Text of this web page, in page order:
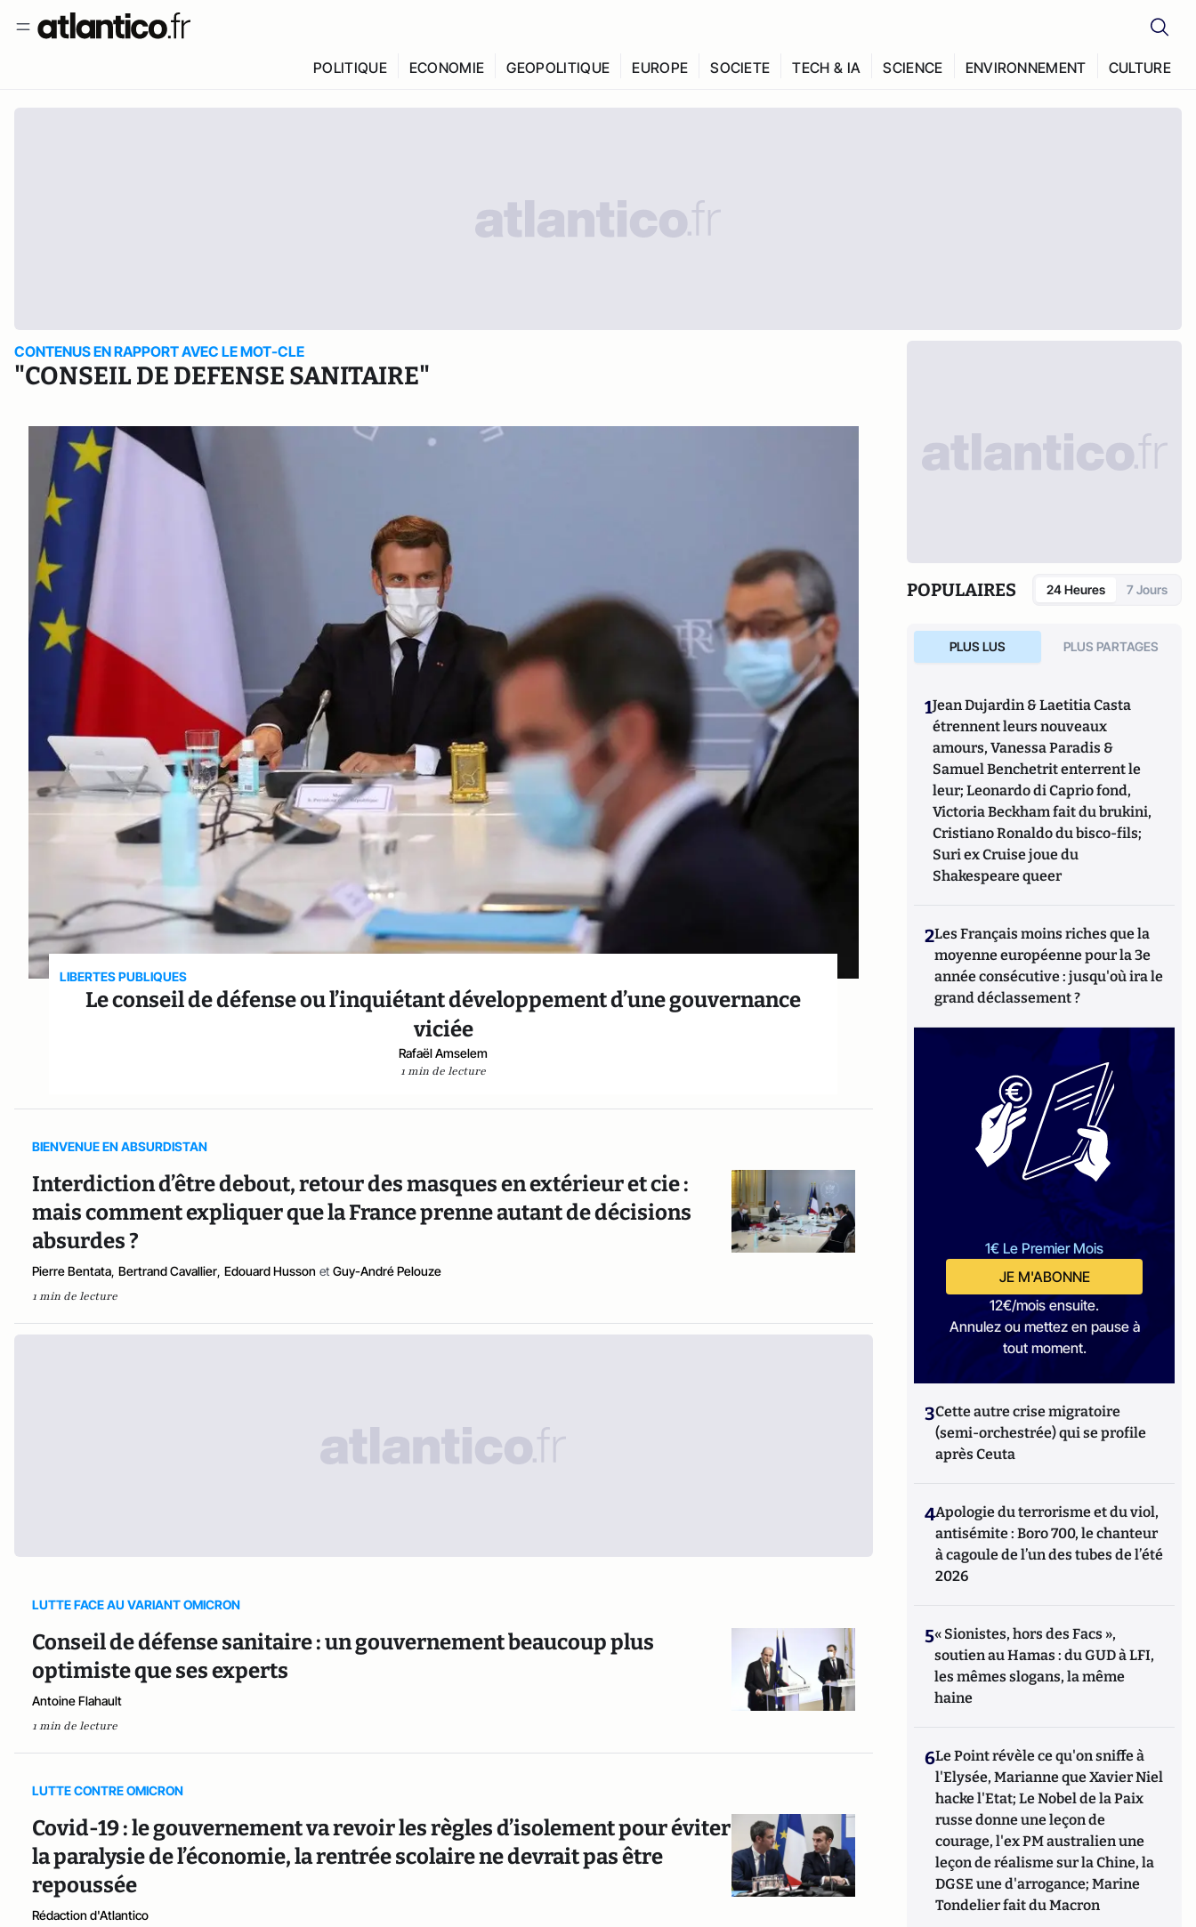
POLITIQUE ECONOMIE GEOPOLITIQUE EUROPE SOCIETE TECH & IA SCIENCE ENVIRONNEMENT CULTURE
CONTENUS EN RAPPORT AVEC LE MOT-CLE
"CONSEIL DE DEFENSE SANITAIRE"
LIBERTES PUBLIQUES
Le conseil de défense ou l’inquiétant développement d’une gouvernance
viciée
Rafaël Amselem
1 min de lecture
BIENVENUE EN ABSURDISTAN
Interdiction d’être debout, retour des masques en extérieur et cie :
mais comment expliquer que la France prenne autant de décisions
absurdes ?
Pierre Bentata, Bertrand Cavallier, Edouard Husson et Guy-André Pelouze
1 min de lecture
LUTTE FACE AU VARIANT OMICRON
Conseil de défense sanitaire : un gouvernement beaucoup plus
optimiste que ses experts
Antoine Flahault
1 min de lecture
LUTTE CONTRE OMICRON
Covid-19 : le gouvernement va revoir les règles d’isolement pour éviter
la paralysie de l’économie, la rentrée scolaire ne devrait pas être
repoussée
Rédaction d'Atlantico
POPULAIRES 24 Heures 7 Jours
PLUS LUS PLUS PARTAGES
1Jean Dujardin & Laetitia Casta
étrennent leurs nouveaux
amours, Vanessa Paradis &
Samuel Benchetrit enterrent le
leur; Leonardo di Caprio fond,
Victoria Beckham fait du brukini,
Cristiano Ronaldo du bisco-fils;
Suri ex Cruise joue du
Shakespeare queer
2Les Français moins riches que la
moyenne européenne pour la 3e
année consécutive : jusqu'où ira le
grand déclassement ?
1€ Le Premier Mois
JE M'ABONNE
12€/mois ensuite.
Annulez ou mettez en pause à
tout moment.
3Cette autre crise migratoire
(semi-orchestrée) qui se profile
après Ceuta
4Apologie du terrorisme et du viol,
antisémite : Boro 700, le chanteur
à cagoule de l’un des tubes de l’été
2026
5« Sionistes, hors des Facs »,
soutien au Hamas : du GUD à LFI,
les mêmes slogans, la même
haine
6Le Point révèle ce qu'on sniffe à
l'Elysée, Marianne que Xavier Niel
hacke l'Etat; Le Nobel de la Paix
russe donne une leçon de
courage, l'ex PM australien une
leçon de réalisme sur la Chine, la
DGSE une d'arrogance; Marine
Tondelier fait du Macron